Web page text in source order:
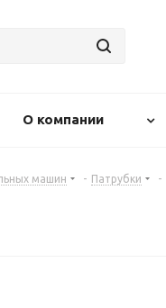
О компании
машин - Патрубки -